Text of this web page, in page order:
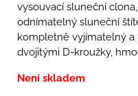
vysouvací sluneční
odnímatelný sluneční
kompletně vyjímatelný a
dvojitými D-kroužky,
Není skladem